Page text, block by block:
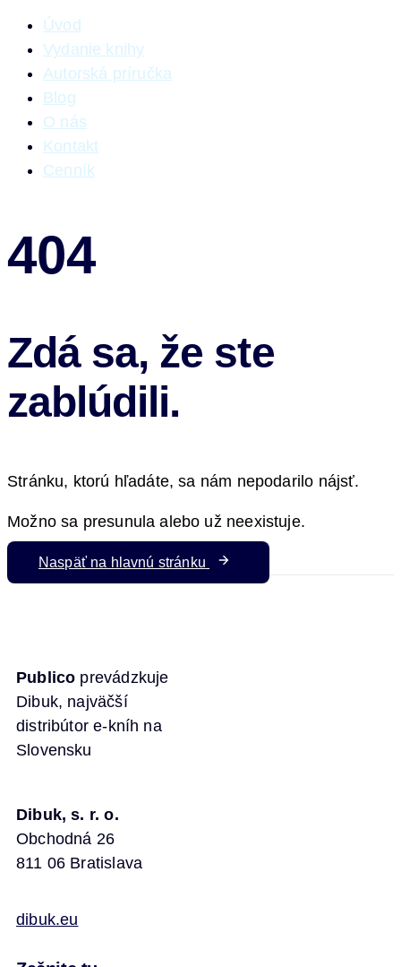
Úvod
Vydanie knihy
Autorská príručka
Blog
O nás
Kontakt
Cenník
404
Zdá sa, že ste
zablúdili.
Stránku, ktorú hľadáte, sa nám nepodarilo nájsť.
Možno sa presunula alebo už neexistuje.
Naspäť na hlavnú stránku
Publico prevádzkuje
Dibuk, najväčší
distribútor e-kníh na
Slovensku
Dibuk, s. r. o.
Obchodná 26
811 06 Bratislava
dibuk.eu